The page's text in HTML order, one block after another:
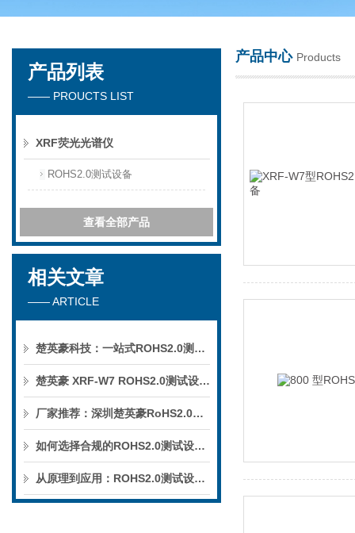
深圳市楚英豪科技有限公司
产品列表
—— PROUCTS LIST
XRF荧光光谱仪
ROHS2.0测试设备
查看全部产品
相关文章
—— ARTICLE
楚英豪科技：一站式ROHS2.0测试设备与检测仪优选品牌
楚英豪 XRF-W7 ROHS2.0测试设备深度推荐
厂家推荐：深圳楚英豪RoHS2.0测试设备，精准把控十项有害物质
如何选择合规的ROHS2.0测试设备？主流品牌设备选型指南
从原理到应用：ROHS2.0测试设备（XRF-W7）技术全解析
产品中心 Products